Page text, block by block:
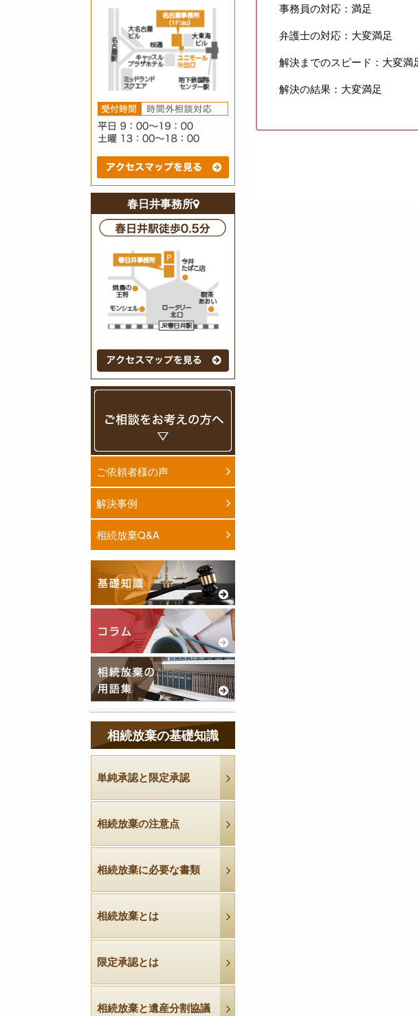
事務員の対応：満足
弁護士の対応：大変満足
解決までのスピード：大変満
解決の結果：大変満足
春日井事務所
ご依頼者様の声
解決事例
相続放棄Q&A
相続放棄の基礎知識
単純承認と限定承認
相続放棄の注意点
相続放棄に必要な書類
相続放棄とは
限定承認とは
相続放棄と遺産分割協議